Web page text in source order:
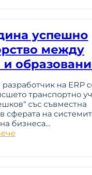
успешно
между
и
разработчик на ERP
транспортно
със съвместна
сферата на
бизнеса…